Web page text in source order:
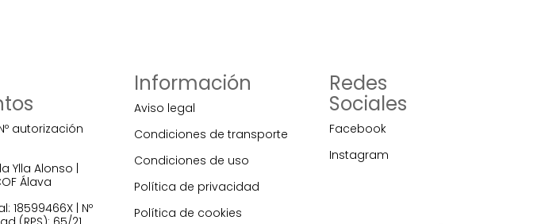
autorización
Ylla Alonso |
Álava
18599466X | Nº
Información
Aviso legal
Condiciones de transporte
Condiciones de uso
Política de privacidad
Política de cookies
Redes
Sociales
Facebook
Instagram